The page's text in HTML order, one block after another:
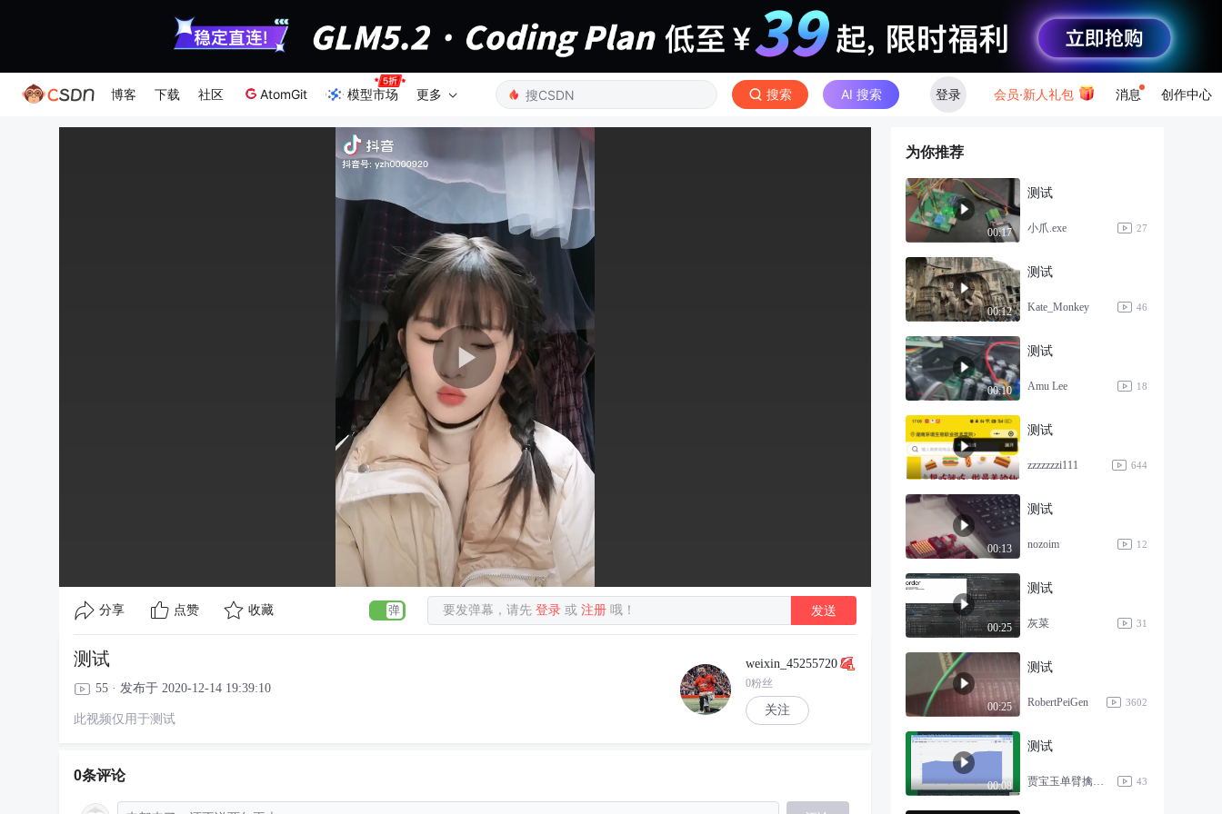
博客 下载 社区 AtomGit 模型市场 更多 搜索 AI 搜索 登录 会员·新人礼包 消息 创作中心
分享 点赞 收藏 要发弹幕，请先登录 或注册 哦！ 发送
测试
55 · 发布于 2020-12-14 19:39:10
此视频仅用于测试
weixin_45255720
0粉丝
关注
0条评论
为你推荐
00:17
测试
小爪.exe 27
00:12
测试
Kate_Monkey 46
00:10
测试
Amu Lee 18
测试
zzzzzzzi111 644
00:13
测试
nozoim 12
00:25
测试
灰菜 31
00:25
测试
RobertPeiGen 3602
00:08
测试
贾宝玉单臂擒方腊 43